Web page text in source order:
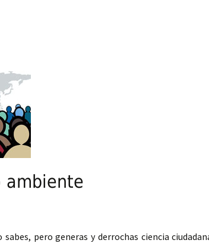
ambiente
pero generas y derrochas ciencia